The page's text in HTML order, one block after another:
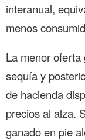
interanual,
menos
La menor
sequía y
de hacienda
precios al alza.
ganado en pie